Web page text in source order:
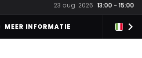
23 aug. 2026 13:00 - 15:00
MEER INFORMATIE